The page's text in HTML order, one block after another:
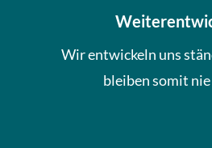
Wir entwickeln uns
bleiben somit